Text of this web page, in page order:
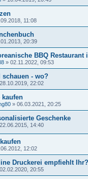
11:08
20:39
BBQ
» 02.11.2022, 09:53
schauen - wo?
28.10.2019, 22:02
kaufen
» 06.03.2021, 20:25
Geschenke
22.06.2015, 14:40
12:02
Druckerei empfiehlt Ihr?
02.02.2020, 20:55